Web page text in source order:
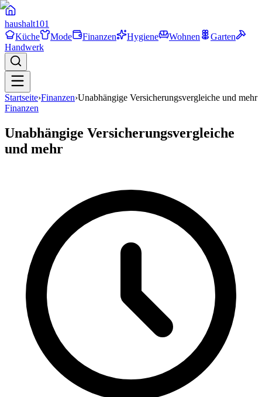
haushalt101
Küche
Mode Finanzen Hygiene Wohnen
Garten
Handwerk
Startseite›Finanzen›Unabhängige Versicherungsvergleiche und mehr
Finanzen
Unabhängige Versicherungsvergleiche
und mehr